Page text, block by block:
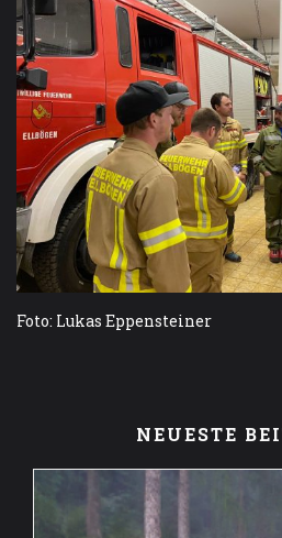
Foto: Lukas Eppensteiner
NEUESTE